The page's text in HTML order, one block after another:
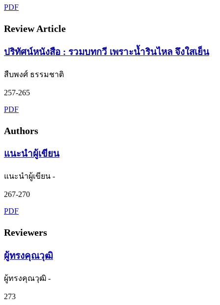
PDF
Review Article
ปริทัศน์หนังสือ : รวมบทกวี เพราะน้ำรินไหล จึงใสเย็น
สืบพงศ์ ธรรมชาติ
257-265
PDF
Authors
แนะนำผู้เขียน
แนะนำผู้เขียน -
267-270
PDF
Reviewers
ผู้ทรงคุณวุฒิ
ผู้ทรงคุณวุฒิ -
273